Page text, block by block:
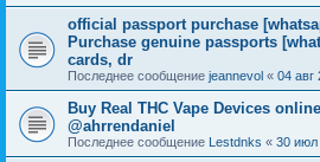
official passport purchase
Purchase genuine passports
cards, dr
Последнее сообщение jeannevol « 04 авг
Buy Real THC Vape Devices
@ahrrendaniel
Последнее сообщение Lestdnks « 30 июл